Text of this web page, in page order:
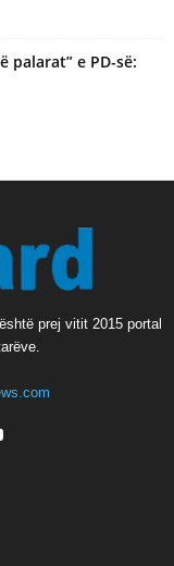
palarat” e PD-së:
prej vitit 2015 portal